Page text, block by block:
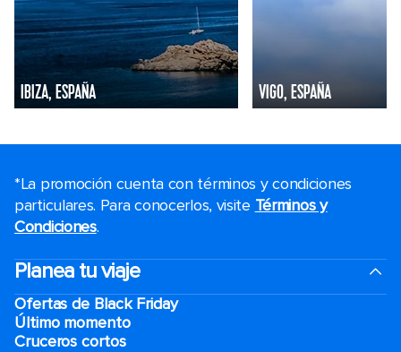
IBIZA, ESPAÑA VIGO, ESPAÑA
*La promoción cuenta con términos y condiciones
particulares. Para conocerlos, visite Términos y
Condiciones.
Planea tu viaje
Ofertas de Black Friday
Último momento
Cruceros cortos